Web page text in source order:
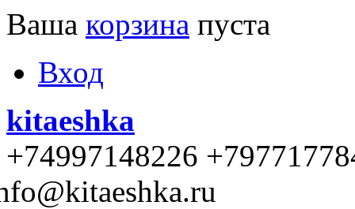
Ваша корзина пуста
Вход
kitaeshka
+74997148226